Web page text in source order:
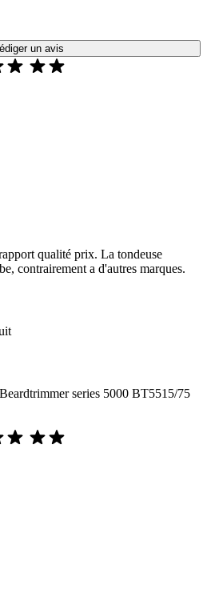
un avis
qualité prix. La tondeuse
contrairement a d'autres marques.
series 5000 BT5515/75